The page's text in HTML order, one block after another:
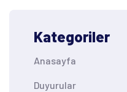
Kategoriler
Anasayfa
Duyurular